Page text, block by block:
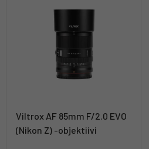
Viltrox AF 85mm F/2.0 EVO
(Nikon Z) -objektiivi